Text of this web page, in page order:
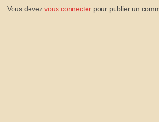
Vous devez vous connecter pour publier un